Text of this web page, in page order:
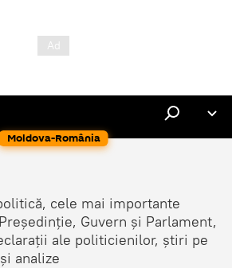
Moldova-România
cele mai importante
Guvern și Parlament,
ale politicienilor, știri pe
analize